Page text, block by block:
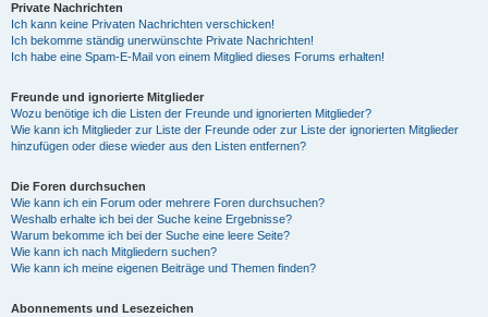
Private Nachrichten
Ich kann keine Privaten Nachrichten verschicken!
Ich bekomme ständig unerwünschte Private Nachrichten!
Ich habe eine Spam-E-Mail von einem Mitglied dieses Forums erhalten!
Freunde und ignorierte Mitglieder
Wozu benötige ich die Listen der Freunde und ignorierten Mitglieder?
Wie kann ich Mitglieder zur Liste der Freunde oder zur Liste der ignorierten Mitglieder
hinzufügen oder diese wieder aus den Listen entfernen?
Die Foren durchsuchen
Wie kann ich ein Forum oder mehrere Foren durchsuchen?
Weshalb erhalte ich bei der Suche keine Ergebnisse?
Warum bekomme ich bei der Suche eine leere Seite?
Wie kann ich nach Mitgliedern suchen?
Wie kann ich meine eigenen Beiträge und Themen finden?
Abonnements und Lesezeichen